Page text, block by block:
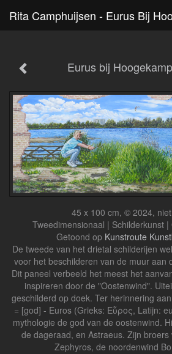
Eurus bij
45 x 100 cm, © 2024,
Tweedimensionaal | Schilderkunst
Getoond op Kunstroute
De tweede van het drietal schilderijen
voor het beschilderen van de muur aan
Dit paneel verbeeld het meest het
inspireren door de "Oostenwind".
geschilderd op doek. Ter herinnering
= [god] - Euros (Grieks: Εὖρος, Latijn:
mythologie de god van de oostenwind.
de dageraad, en Astraeus. Zijn
Zephyros, de noordenwind